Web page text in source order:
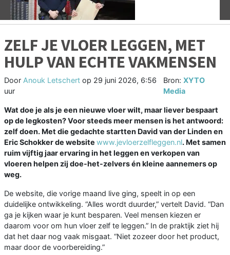
ZELF JE VLOER LEGGEN, MET
HULP VAN ECHTE VAKMENSEN
Door Anouk Letschert op 29 juni 2026, 6:56
uur
Bron: XYTO
Media
Wat doe je als je een nieuwe vloer wilt, maar liever bespaart
op de legkosten? Voor steeds meer mensen is het antwoord:
zelf doen. Met die gedachte startten David van der Linden en
Eric Schokker de website www.jevloerzelfleggen.nl. Met samen
ruim vijftig jaar ervaring in het leggen en verkopen van
vloeren helpen zij doe-het-zelvers én kleine aannemers op
weg.
De website, die vorige maand live ging, speelt in op een
duidelijke ontwikkeling. “Alles wordt duurder,” vertelt David. “Dan
ga je kijken waar je kunt besparen. Veel mensen kiezen er
daarom voor om hun vloer zelf te leggen.” In de praktijk ziet hij
dat het daar nog vaak misgaat. “Niet zozeer door het product,
maar door de voorbereiding.”